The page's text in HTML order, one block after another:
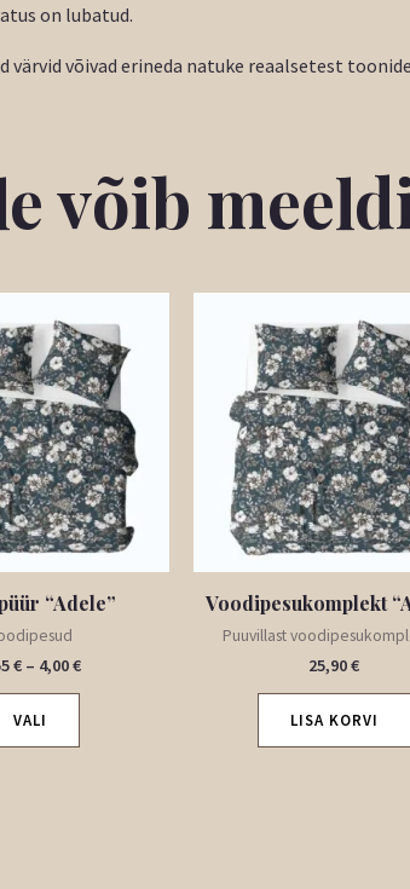
on lubatud.
värvid võivad erineda natuke reaalsetest
võib
“Adele”
€ – 4,00€
2,55 €
kuni
4,00 €
VALI
tootel
on
mitu
varianti.
Valikuid
saab
teha
tootelehel.
Voodipesukomplekt
Puuvillast
25,90€
LISA KORVI